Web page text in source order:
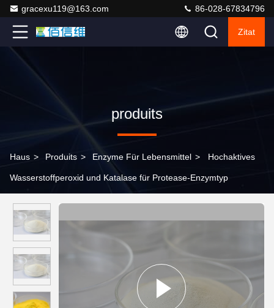
gracexu119@163.com 86-028-67834796
Zitat
produits
Haus > Produits > Enzyme Für Lebensmittel > Hochaktives
Wasserstoffperoxid und Katalase für Protease-Enzymtyp